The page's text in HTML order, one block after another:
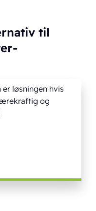
til
løsningen hvis
og